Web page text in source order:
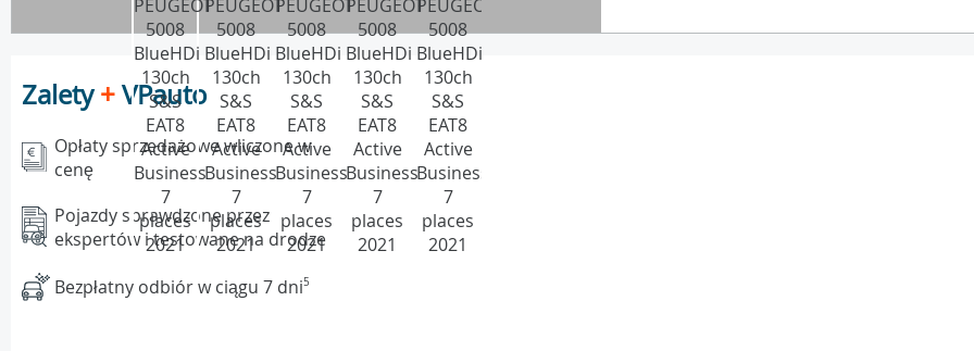
Zalety+VPauto
Opłaty sprzedażowe wliczone w
cenę
Pojazdy sprawdzone przez
ekspertów i testowane na drodze
Bezpłatny odbiór w ciągu 7 dni5